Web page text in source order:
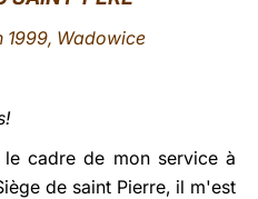
1999, Wadowice
cadre de mon service à
de saint Pierre, il m'est